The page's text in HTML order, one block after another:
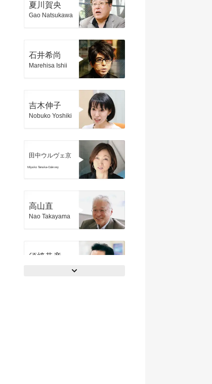
夏川賀央
Gao Natsukawa
石井希尚
Marehisa Ishii
吉木伸子
Nobuko Yoshiki
田中ウルヴェ京
Miyako Tanaka-Oulevey
高山直
Nao Takayama
須﨑恭彦